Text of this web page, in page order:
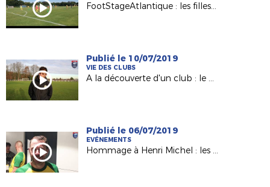
FootStageAtlantique : les filles plus que jamais à l'honneur !
Publié le 10/07/2019
VIE DES CLUBS
A la découverte d'un club : le CS Changé (72)
Publié le 06/07/2019
EVÉNEMENTS
Hommage à Henri Michel : les témoignages des joueurs !